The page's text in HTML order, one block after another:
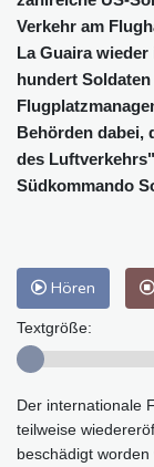
Verkehr am
La Guaira
hundert
Behörden dabei,
des
Südkommando
Hören
Textgröße:
Der internationale
teilweise
beschädigt